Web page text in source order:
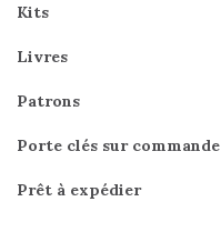
Kits
Livres
Patrons
Porte clés sur commande
Prêt à expédier